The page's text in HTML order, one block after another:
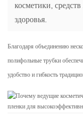
косметики,
здоровья.
Благодаря объединению
полифольные трубки
удобство и гибкость